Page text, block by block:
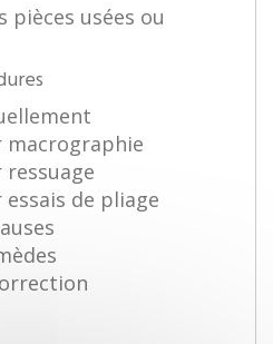
pièces usées ou
de pliage